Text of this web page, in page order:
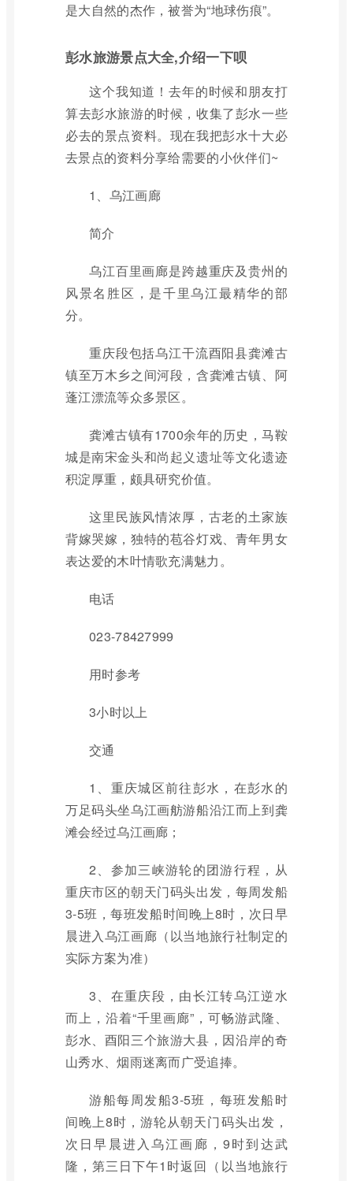
是大自然的杰作，被誉为“地球伤痕”。
彭水旅游景点大全,介绍一下呗
这个我知道！去年的时候和朋友打
算去彭水旅游的时候，收集了彭水一些
必去的景点资料。现在我把彭水十大必
去景点的资料分享给需要的小伙伴们~
1、乌江画廊
简介
乌江百里画廊是跨越重庆及贵州的
风景名胜区，是千里乌江最精华的部
分。
重庆段包括乌江干流酉阳县龚滩古
镇至万木乡之间河段，含龚滩古镇、阿
蓬江漂流等众多景区。
龚滩古镇有1700余年的历史，马鞍
城是南宋金头和尚起义遗址等文化遗迹
积淀厚重，颇具研究价值。
这里民族风情浓厚，古老的土家族
背嫁哭嫁，独特的苞谷灯戏、青年男女
表达爱的木叶情歌充满魅力。
电话
023-78427999
用时参考
3小时以上
交通
1、重庆城区前往彭水，在彭水的
万足码头坐乌江画舫游船沿江而上到龚
滩会经过乌江画廊；
2、参加三峡游轮的团游行程，从
重庆市区的朝天门码头出发，每周发船
3-5班，每班发船时间晚上8时，次日早
晨进入乌江画廊（以当地旅行社制定的
实际方案为准）
3、在重庆段，由长江转乌江逆水
而上，沿着“千里画廊”，可畅游武隆、
彭水、酉阳三个旅游大县，因沿岸的奇
山秀水、烟雨迷离而广受追捧。
游船每周发船3-5班，每班发船时
间晚上8时，游轮从朝天门码头出发，
次日早晨进入乌江画廊，9时到达武
隆，第三日下午1时返回（以当地旅行